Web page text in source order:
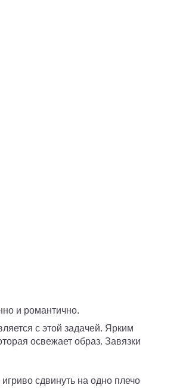
и романтично.
с этой задачей. Ярким
освежает образ. Завязки
сдвинуть на одно плечо